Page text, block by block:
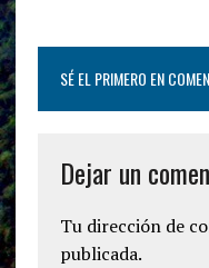
SÉ EL PRIMERO EN
Dejar un
Tu dirección de
publicada.